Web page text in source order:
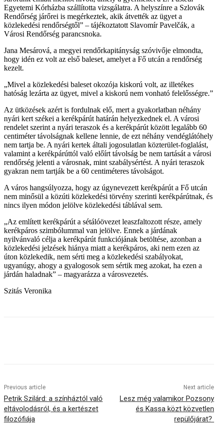
Egyetemi Kórházba szállította vizsgálatra. A helyszínre a Szlovák
Rendőrség járőrei is megérkeztek, akik átvették az ügyet a
közlekedési rendőrségtől” – tájékoztatott Slavomír Pavelčák, a
Városi Rendőrség parancsnoka.
Jana Mesárová, a megyei rendőrkapitányság szóvivője elmondta,
hogy idén ez volt az első baleset, amelyet a Fő utcán a rendőrség
kezelt.
„Mivel a közlekedési baleset okozója kiskorú volt, az illetékes
hatóság lezárta az ügyet, mivel a kiskorú nem vonható felelősségre.”
Az ütközések azért is fordulnak elő, mert a gyakorlatban néhány
nyári kert székei a kerékpárút határán helyezkednek el. A városi
rendelet szerint a nyári teraszok és a kerékpárút között legalább 60
centiméter távolságnak kellene lennie, de ezt néhány vendéglátóhely
nem tartja be. A nyári kertek általi jogosulatlan közterület-foglalást,
valamint a kerékpárúttól való előírt távolság be nem tartását a városi
rendőrség jelenti a városnak, mint szabálysértést. A nyári teraszok
gyakran nem tartják be a 60 centiméteres távolságot.
A város hangsúlyozza, hogy az úgynevezett kerékpárút a Fő utcán
nem minősül a közúti közlekedési törvény szerinti kerékpárútnak, és
nincs ilyen módon jelölve közlekedési táblával sem.
„Az említett kerékpárút a sétálóövezet leaszfaltozott része, amely
kerékpáros szimbólummal van jelölve. Ennek a járdának
nyilvánvaló célja a kerékpárút funkciójának betöltése, azonban a
közlekedési jelzések hiánya miatt a kerékpáros, aki nem ezen az
úton közlekedik, nem sérti meg a közlekedési szabályokat,
ugyanúgy, ahogy a gyalogosok sem sértik meg azokat, ha ezen a
járdán haladnak” – magyarázza a városvezetés.
Szitás Veronika
Previous article
Petrik Szilárd: a színháztól való
eltávolodásról, és a kertészet
filozófiája
Next article
Lesz még valamikor Pozsony
és Kassa közt közvetlen
repülőjárat?